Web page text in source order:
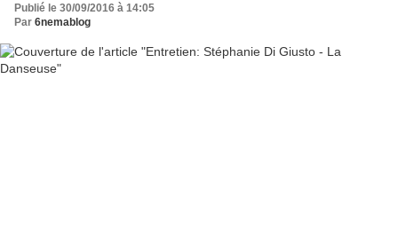
Publié le 30/09/2016 à 14:05
Par 6nemablog